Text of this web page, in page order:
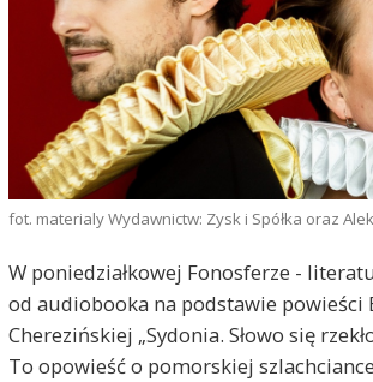
fot. materialy Wydawnictw: Zysk i Spółka oraz
W poniedziałkowej Fonosferze -
od audiobooka na podstawie powieści
Cherezińskiej „Sydonia. Słowo się
To opowieść o pomorskiej